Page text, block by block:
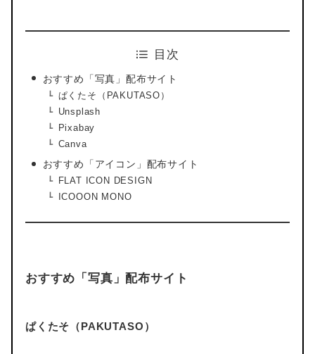
目次
おすすめ「写真」配布サイト
ぱくたそ（PAKUTASO）
Unsplash
Pixabay
Canva
おすすめ「アイコン」配布サイト
FLAT ICON DESIGN
ICOOON MONO
おすすめ「写真」配布サイト
ぱくたそ（PAKUTASO）